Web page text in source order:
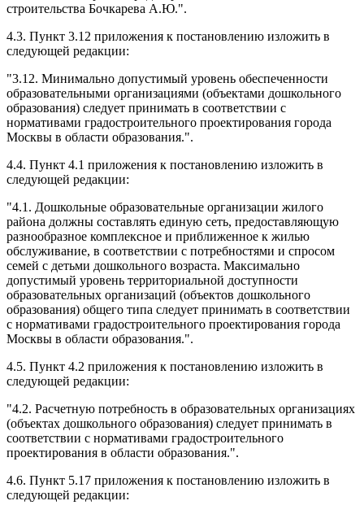
строительства Бочкарева А.Ю.".
4.3. Пункт 3.12 приложения к постановлению изложить в
следующей редакции:
"3.12. Минимально допустимый уровень обеспеченности
образовательными организациями (объектами дошкольного
образования) следует принимать в соответствии с
нормативами градостроительного проектирования города
Москвы в области образования.".
4.4. Пункт 4.1 приложения к постановлению изложить в
следующей редакции:
"4.1. Дошкольные образовательные организации жилого
района должны составлять единую сеть, предоставляющую
разнообразное комплексное и приближенное к жилью
обслуживание, в соответствии с потребностями и спросом
семей с детьми дошкольного возраста. Максимально
допустимый уровень территориальной доступности
образовательных организаций (объектов дошкольного
образования) общего типа следует принимать в соответствии
с нормативами градостроительного проектирования города
Москвы в области образования.".
4.5. Пункт 4.2 приложения к постановлению изложить в
следующей редакции:
"4.2. Расчетную потребность в образовательных организациях
(объектах дошкольного образования) следует принимать в
соответствии с нормативами градостроительного
проектирования в области образования.".
4.6. Пункт 5.17 приложения к постановлению изложить в
следующей редакции: